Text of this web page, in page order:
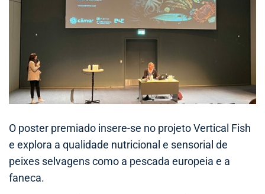
O poster premiado insere-se no projeto Vertical Fish
e explora a qualidade nutricional e sensorial de
peixes selvagens como a pescada europeia e a
faneca.